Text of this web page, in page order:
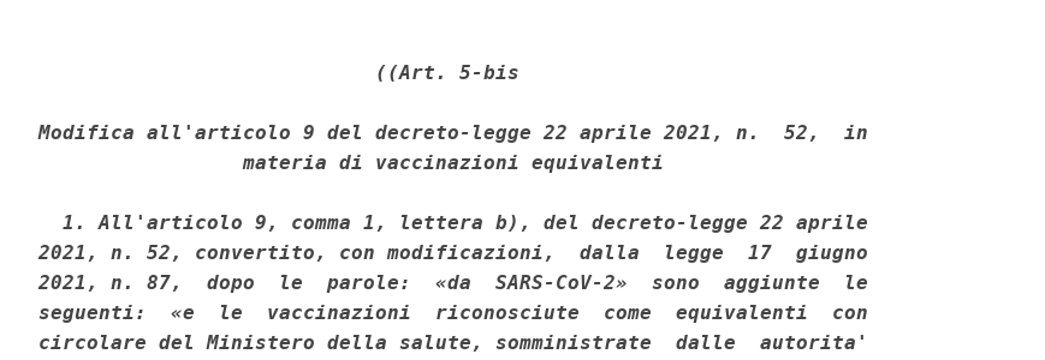
((Art. 5-bis
Modifica all'articolo 9 del decreto-legge 22 aprile 2021, n.  52,  in
                 materia di vaccinazioni equivalenti
  1. All'articolo 9, comma 1, lettera b), del decreto-legge 22 aprile
2021, n. 52, convertito, con modificazioni,  dalla  legge  17  giugno
2021, n. 87,  dopo  le  parole:  «da  SARS-CoV-2»  sono  aggiunte  le
seguenti:  «e  le  vaccinazioni  riconosciute  come  equivalenti  con
circolare del Ministero della salute, somministrate  dalle  autorita'